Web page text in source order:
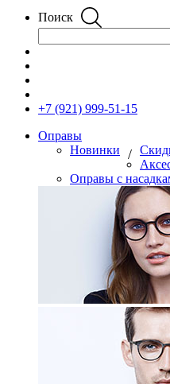
Поиск
+7 (921) 999-51-15
Оправы
Новинки
/
Оправы с